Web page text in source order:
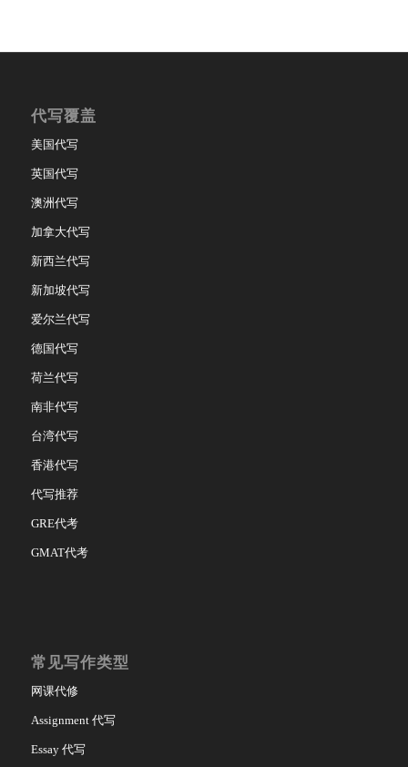
代写覆盖
美国代写
英国代写
澳洲代写
加拿大代写
新西兰代写
新加坡代写
爱尔兰代写
德国代写
荷兰代写
南非代写
台湾代写
香港代写
代写推荐
GRE代考
GMAT代考
常见写作类型
网课代修
Assignment 代写
Essay 代写